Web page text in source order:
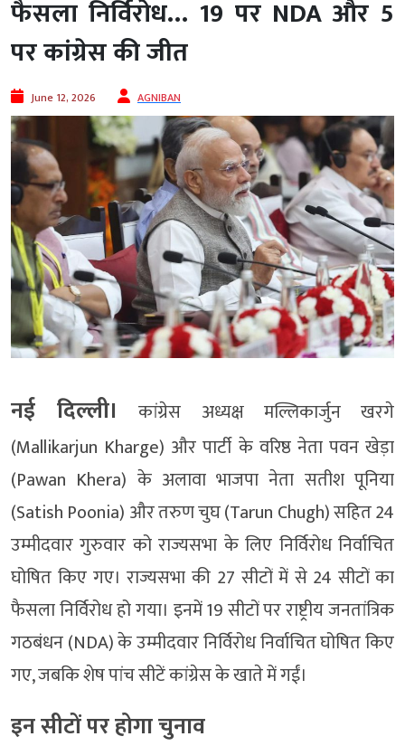
फैसला निर्विरोध… 19 पर NDA और 5
पर कांग्रेस की जीत
June 12, 2026 AGNIBAN
नई दिल्ली।
कांग्रेस अध्यक्ष मल्लिकार्जुन खरगे
(Mallikarjun Kharge) और पार्टी के वरिष्ठ नेता पवन खेड़ा
(Pawan Khera) के अलावा भाजपा नेता सतीश पूनिया
(Satish Poonia) और तरुण चुघ (Tarun Chugh) सहित 24
उम्मीदवार गुरुवार को राज्यसभा के लिए निर्विरोध निर्वाचित
घोषित किए गए। राज्यसभा की 27 सीटों में से 24 सीटों का
फैसला निर्विरोध हो गया। इनमें 19 सीटों पर राष्ट्रीय जनतांत्रिक
गठबंधन (NDA) के उम्मीदवार निर्विरोध निर्वाचित घोषित किए
गए, जबकि शेष पांच सीटें कांग्रेस के खाते में गईं।
इन सीटों पर होगा चुनाव